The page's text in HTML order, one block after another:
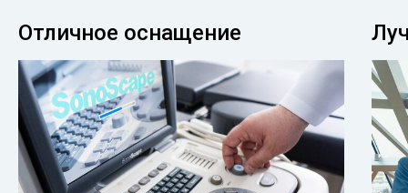
Отличное оснащение